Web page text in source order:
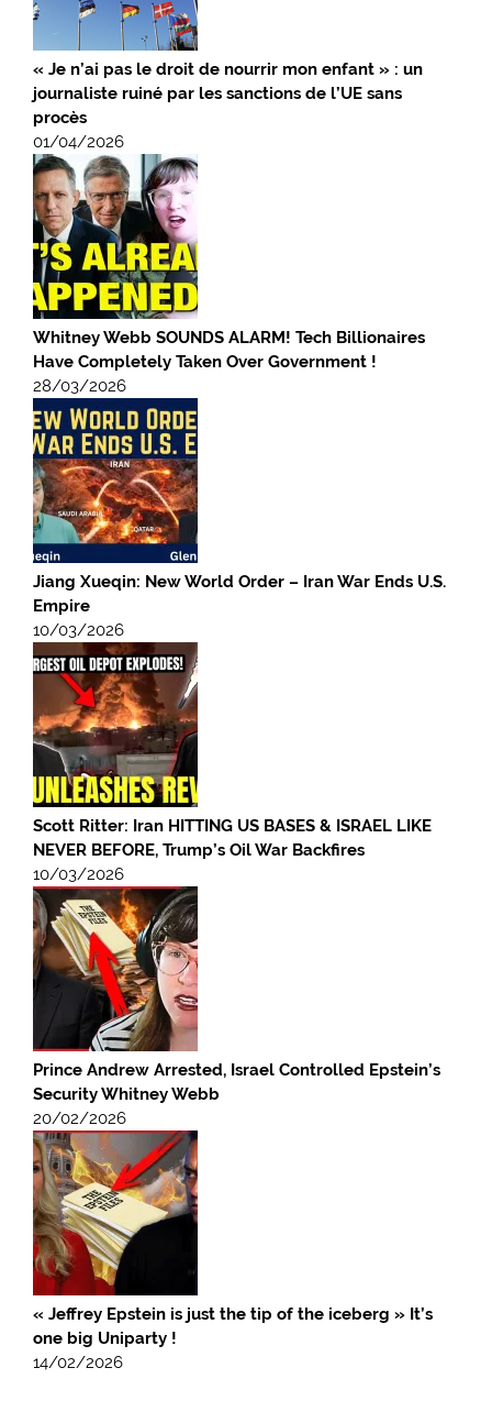
« Je n’ai pas le droit de nourrir mon enfant » : un
journaliste ruiné par les sanctions de l’UE sans
procès
01/04/2026
Whitney Webb SOUNDS ALARM! Tech Billionaires
Have Completely Taken Over Government !
28/03/2026
Jiang Xueqin: New World Order – Iran War Ends U.S.
Empire
10/03/2026
Scott Ritter: Iran HITTING US BASES & ISRAEL LIKE
NEVER BEFORE, Trump’s Oil War Backfires
10/03/2026
Prince Andrew Arrested, Israel Controlled Epstein’s
Security Whitney Webb
20/02/2026
« Jeffrey Epstein is just the tip of the iceberg » It’s
one big Uniparty !
14/02/2026